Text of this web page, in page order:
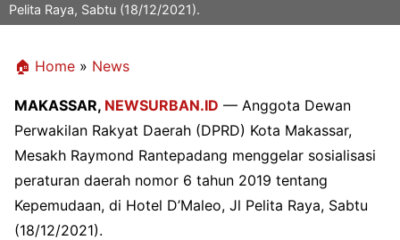
Pelita Raya, Sabtu (18/12/2021).
🏠 Home » News
MAKASSAR, NEWSURBAN.ID — Anggota Dewan
Perwakilan Rakyat Daerah (DPRD) Kota Makassar,
Mesakh Raymond Rantepadang menggelar sosialisasi
peraturan daerah nomor 6 tahun 2019 tentang
Kepemudaan, di Hotel D’Maleo, Jl Pelita Raya, Sabtu
(18/12/2021).